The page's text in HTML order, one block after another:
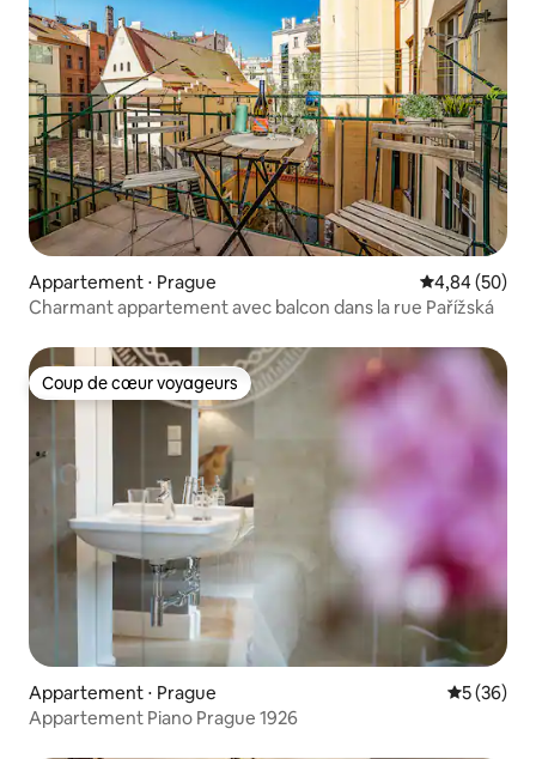
Appartement ⋅ Prague Évaluation
4,84 (50)
Charmant appartement avec balcon dans la rue Pařížská
Coup de cœur voyageurs
Coup de cœur voyageurs
Appartement ⋅ Prague
5 (36)
Appartement Piano Prague 1926